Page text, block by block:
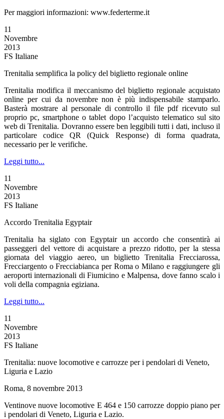
Per maggiori informazioni: www.federterme.it
11
Novembre
2013
FS Italiane
Trenitalia semplifica la policy del biglietto regionale online
Trenitalia modifica il meccanismo del biglietto regionale acquistato
online per cui da novembre non è più indispensabile stamparlo.
Basterà mostrare al personale di controllo il file pdf ricevuto sul
proprio pc, smartphone o tablet dopo l’acquisto telematico sul sito
web di Trenitalia. Dovranno essere ben leggibili tutti i dati, incluso il
particolare codice QR (Quick Response) di forma quadrata,
necessario per le verifiche.
Leggi tutto...
11
Novembre
2013
FS Italiane
Accordo Trenitalia Egyptair
Trenitalia ha siglato con Egyptair un accordo che consentirà ai
passeggeri del vettore di acquistare a prezzo ridotto, per la stessa
giornata del viaggio aereo, un biglietto Trenitalia Frecciarossa,
Frecciargento o Frecciabianca per Roma o Milano e raggiungere gli
aeroporti internazionali di Fiumicino e Malpensa, dove fanno scalo i
voli della compagnia egiziana.
Leggi tutto...
11
Novembre
2013
FS Italiane
Trenitalia: nuove locomotive e carrozze per i pendolari di Veneto,
Liguria e Lazio
Roma, 8 novembre 2013
Ventinove nuove locomotive E 464 e 150 carrozze doppio piano per
i pendolari di Veneto, Liguria e Lazio.